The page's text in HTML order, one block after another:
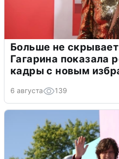
Больше не
Гагарина показала
кадры с новым
6 августа 139